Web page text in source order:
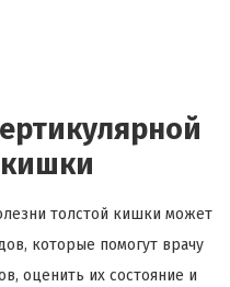
кишки
толстой кишки может
которые помогут врачу
оценить их состояние и